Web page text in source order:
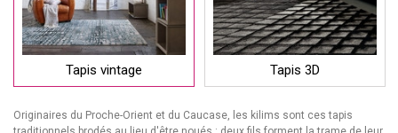
Tapis vintage Tapis 3D
Originaires du Proche-Orient et du Caucase, les kilims sont ces tapis